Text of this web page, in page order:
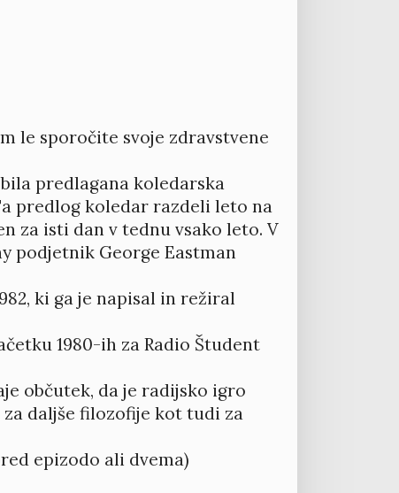
le sporočite svoje zdravstvene
predlagana koledarska
predlog koledar razdeli leto na
za isti dan v tednu vsako leto. V
podjetnik George Eastman
ki ga je napisal in režiral
1980-ih za Radio Študent
občutek, da je radijsko igro
daljše filozofije kot tudi za
epizodo ali dvema)